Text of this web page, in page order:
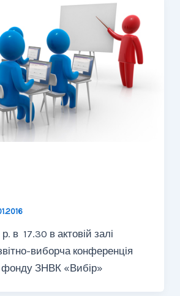
в 17.30 в актовій залі
виборча конференція
фонду ЗНВК «Вибір»